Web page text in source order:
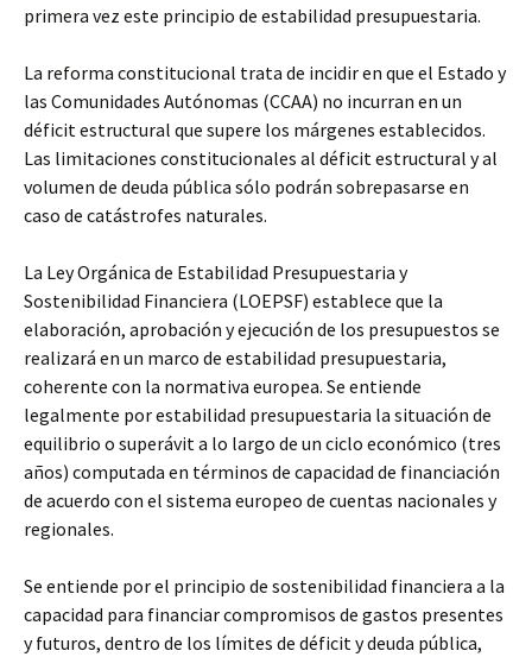
primera vez este principio de estabilidad presupuestaria.
La reforma constitucional trata de incidir en que el Estado y
las Comunidades Autónomas (CCAA) no incurran en un
déficit estructural que supere los márgenes establecidos.
Las limitaciones constitucionales al déficit estructural y al
volumen de deuda pública sólo podrán sobrepasarse en
caso de catástrofes naturales.
La Ley Orgánica de Estabilidad Presupuestaria y
Sostenibilidad Financiera (LOEPSF) establece que la
elaboración, aprobación y ejecución de los presupuestos se
realizará en un marco de estabilidad presupuestaria,
coherente con la normativa europea. Se entiende
legalmente por estabilidad presupuestaria la situación de
equilibrio o superávit a lo largo de un ciclo económico (tres
años) computada en términos de capacidad de financiación
de acuerdo con el sistema europeo de cuentas nacionales y
regionales.
Se entiende por el principio de sostenibilidad financiera a la
capacidad para financiar compromisos de gastos presentes
y futuros, dentro de los límites de déficit y deuda pública,